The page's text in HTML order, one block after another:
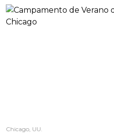
Chicago, UU.